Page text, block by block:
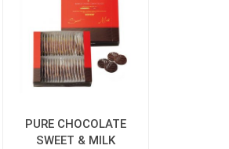
PURE CHOCOLATE
SWEET & MILK